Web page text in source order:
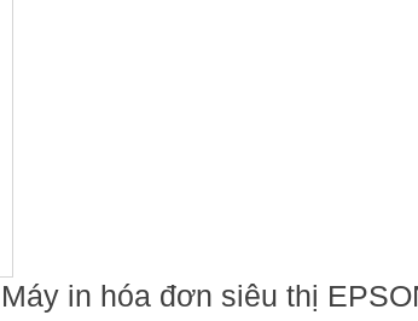
Máy in hóa đơn siêu thị